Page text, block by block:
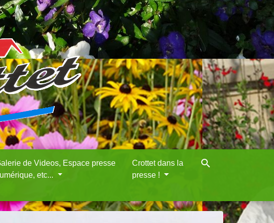
de Videos, Espace presse
etc...
Crottet dans la
presse !
search